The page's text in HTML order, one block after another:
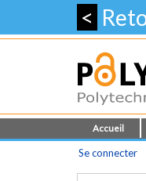
<
Accueil
Se connecter